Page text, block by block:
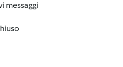
messaggi